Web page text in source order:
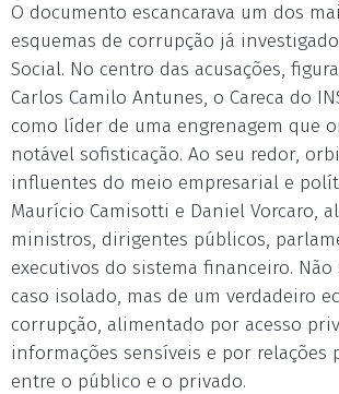
O documento escancarava um dos
esquemas de corrupção já
Social. No centro das acusações,
Carlos Camilo Antunes, o Careca do
como líder de uma engrenagem que
notável sofisticação. Ao seu redor,
influentes do meio empresarial e
Maurício Camisotti e Daniel Vorcaro,
ministros, dirigentes públicos,
executivos do sistema financeiro. Não
caso isolado, mas de um verdadeiro
corrupção, alimentado por acesso
informações sensíveis e por relações
entre o público e o privado.